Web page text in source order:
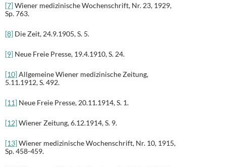
[7]Wiener medizinische Wochenschrift, Nr. 23, 1929,
Sp. 763.
[8] Die Zeit, 24.9.1905, S. 5.
[9] Neue Freie Presse, 19.4.1910, S. 24.
[10]Allgemeine Wiener medizinische Zeitung,
5.11.1912, S. 492.
[11] Neue Freie Presse, 20.11.1914, S. 1.
[12]Wiener Zeitung, 6.12.1914, S. 9.
[13]Wiener medizinische Wochenschrift, Nr. 10, 1915,
Sp. 458-459.